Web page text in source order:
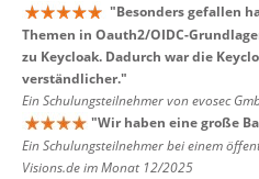
"Besonders gefallen
Themen in Oauth2/OIDC-
zu Keycloak. Dadurch war die
verständlicher."
Ein Schulungsteilnehmer von evosec
"Wir haben eine große
Ein Schulungsteilnehmer bei einem
Visions.de im Monat 12/2025